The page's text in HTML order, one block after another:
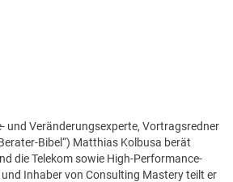
und Veränderungsexperte, Vortragsredner
Bibel“) Matthias Kolbusa berät
die Telekom sowie High-Performance-
Inhaber von Consulting Mastery teilt er